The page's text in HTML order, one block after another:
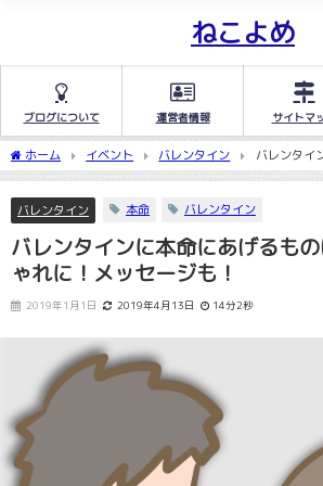
ねこよめ
ブログについて 運営者情報 サイトマ
ホーム イベント バレンタイン
バレンタイ
装はおしゃれに！メッセージも！
バレンタイン 本命 バレンタイン
バレンタインに本命にあげるも
ゃれに！メッセージも！
2019年1月1日 2019年4月13日 14分2秒